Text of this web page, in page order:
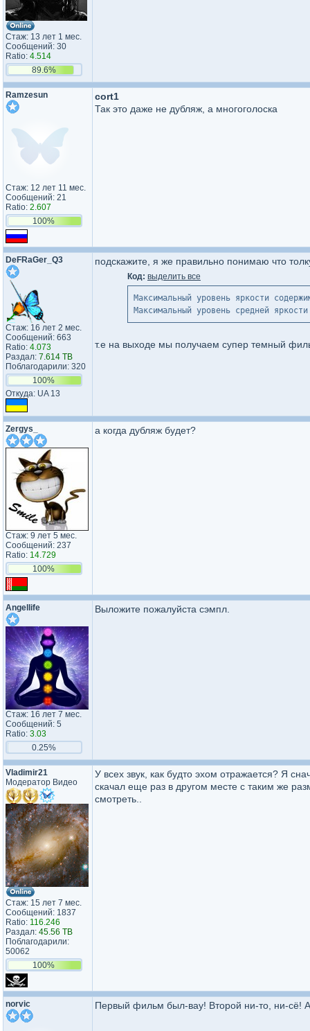
Стаж: 13 лет 1 мес.
Сообщений: 30
Ratio: 4.514
89.6%
Ramzesun
Стаж: 12 лет 11 мес.
Сообщений: 21
Ratio: 2.607
100%
cort1
Так это даже не дубляж, а многоголоска
DeFRaGer_Q3
Стаж: 16 лет 2 мес.
Сообщений: 663
Ratio: 4.073
Раздал: 7.614 TB
Поблагодарили: 320
100%
Откуда: UA 13
подскажите, я же правильно понимаю что
Код: выделить все
Максимальный уровень яркости
Максимальный уровень средней
т.е на выходе мы получаем супер темный
Zergys_
Стаж: 9 лет 5 мес.
Сообщений: 237
Ratio: 14.729
100%
а когда дубляж будет?
Angellife
Стаж: 16 лет 7 мес.
Сообщений: 5
Ratio: 3.03
0.25%
Выложите пожалуйста сэмпл.
Vladimir21
Модератор Видео
Стаж: 15 лет 7 мес.
Сообщений: 1837
Ratio: 116.246
Раздал: 45.56 TB
Поблагодарили:
50062
100%
У всех звук, как будто эхом отражается? Я
скачал еще раз в другом месте с таким же
смотреть..
norvic Первый фильм был-вау! Второй ни-то, ни-сё!